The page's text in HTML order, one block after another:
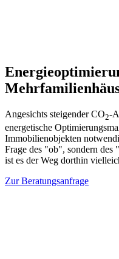
Angesichts steigender CO2-
energetische
Immobilienobjekten
Frage des "ob", sondern
ist es der Weg dorthin
Zur Beratungsanfrage